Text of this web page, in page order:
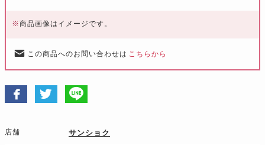
※商品画像はイメージです。
この商品へのお問い合わせは こちらから
店舗 サンショク